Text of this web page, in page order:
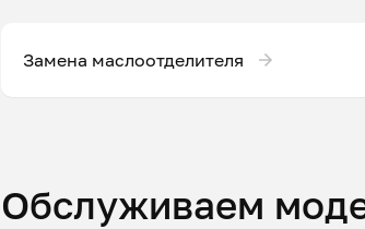
Замена маслоотделителя
Обслуживаем